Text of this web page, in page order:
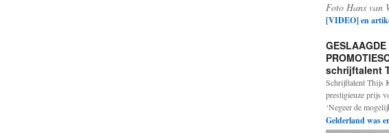
Foto Hans van
[VIDEO] en
GESLAAGDE
schrijftalent
Schrijftalent Thijs
prestigieuze prijs
‘Negeer de
Gelderland was